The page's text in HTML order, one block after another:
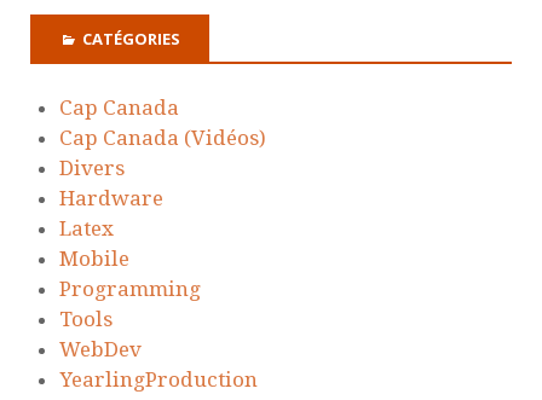
CATÉGORIES
Cap Canada
Cap Canada (Vidéos)
Divers
Hardware
Latex
Mobile
Programming
Tools
WebDev
YearlingProduction